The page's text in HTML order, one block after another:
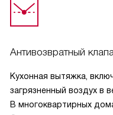
яркое, чтобы я могла
Я довольна покупкой и
справляется со своими
выглядит на моей
выбор.
Антивозвратный
Кухонная вытяжка,
загрязненный воздух в
В многоквартирных